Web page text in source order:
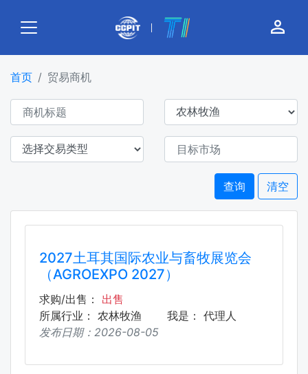
person_outline
首页 贸易商机
查询 清空
2027土耳其国际农业与畜牧展览会
（AGROEXPO 2027）
求购/出售： 出售
所属行业： 农林牧渔 我是： 代理人
发布日期： 2026-08-05